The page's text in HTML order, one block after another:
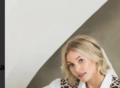
je leuk vinden